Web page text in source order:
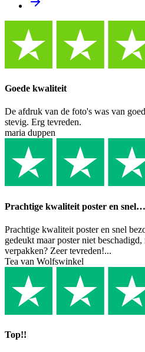
Goede kwaliteit
De afdruk van de foto's was van
stevig. Erg tevreden.
maria duppen
Prachtige kwaliteit poster en snel…
Prachtige kwaliteit poster en snel
gedeukt maar poster niet
verpakken? Zeer tevreden!...
Tea van Wolfswinkel
Top!!